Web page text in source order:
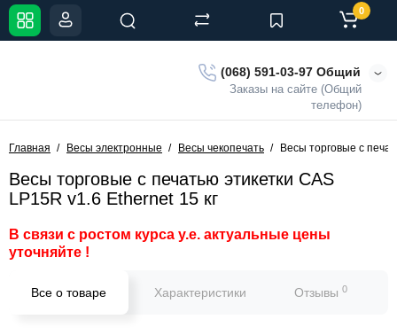
(068) 591-03-97 Общий
Заказы на сайте (Общий
телефон)
0
Главная Весы электронные Весы чекопечать Весы торговые с
Весы торговые с печатью этикетки CAS
LP15R v1.6 Ethernet 15 кг
В связи с ростом курса у.е. актуальные цены
уточняйте !
Все о товаре Характеристики Отзывы 0